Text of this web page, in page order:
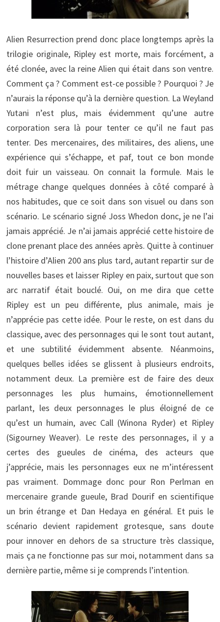
Alien Resurrection prend donc place longtemps après la
trilogie originale, Ripley est morte, mais forcément, a
été clonée, avec la reine Alien qui était dans son ventre.
Comment ça ? Comment est-ce possible ? Pourquoi ? Je
n’aurais la réponse qu’à la dernière question. La Weyland
Yutani n’est plus, mais évidemment qu’une autre
corporation sera là pour tenter ce qu’il ne faut pas
tenter. Des mercenaires, des militaires, des aliens, une
expérience qui s’échappe, et paf, tout ce bon monde
doit fuir un vaisseau. On connait la formule. Mais le
métrage change quelques données à côté comparé à
nos habitudes, que ce soit dans son visuel ou dans son
scénario. Le scénario signé Joss Whedon donc, je ne l’ai
jamais apprécié. Je n’ai jamais apprécié cette histoire de
clone prenant place des années après. Quitte à continuer
l’histoire d’Alien 200 ans plus tard, autant repartir sur de
nouvelles bases et laisser Ripley en paix, surtout que son
arc narratif était bouclé. Oui, on me dira que cette
Ripley est un peu différente, plus animale, mais je
n’apprécie pas cette idée. Pour le reste, on est dans du
classique, avec des personnages qui le sont tout autant,
et une subtilité évidemment absente. Néanmoins,
quelques belles idées se glissent à plusieurs endroits,
notamment deux. La première est de faire des deux
personnages les plus humains, émotionnellement
parlant, les deux personnages le plus éloigné de ce
qu’est un humain, avec Call (Winona Ryder) et Ripley
(Sigourney Weaver). Le reste des personnages, il y a
certes des gueules de cinéma, des acteurs que
j’apprécie, mais les personnages eux ne m’intéressent
pas vraiment. Dommage donc pour Ron Perlman en
mercenaire grande gueule, Brad Dourif en scientifique
un brin étrange et Dan Hedaya en général. Et puis le
scénario devient rapidement grotesque, sans doute
pour innover en dehors de sa structure très classique,
mais ça ne fonctionne pas sur moi, notamment dans sa
dernière partie, même si je comprends l’intention.